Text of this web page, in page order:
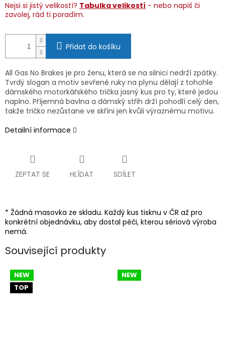
Nejsi si jistý velikostí? Tabulka velikostí - nebo napiš či
zavolej, rád ti poradím.
Přidat do košíku
All Gas No Brakes je pro ženu, která se na silnici nedrží zpátky.
Tvrdý slogan a motiv sevřené ruky na plynu dělají z tohohle
dámského motorkářského trička jasný kus pro ty, které jedou
naplno. Příjemná bavlna a dámský střih drží pohodlí celý den,
takže tričko nezůstane ve skříni jen kvůli výraznému motivu.
Detailní informace
ZEPTAT SE HLÍDAT SDÍLET
* Žádná masovka ze skladu. Každý kus tisknu v ČR až pro
konkrétní objednávku, aby dostal péči, kterou sériová výroba
nemá.
Související produkty
NEW
TOP
NEW